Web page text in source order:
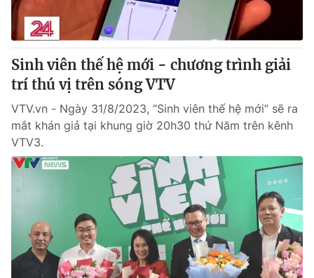
Tổng Biên tập:
Vũ Thanh Thủy
Phó Tổng Biên tập:Nguyễn Thị Mỹ Hạnh, Phạm Quốc Thắng,
Nguyễn Trọng Ninh
Tổng đài VTV: 024.38 355 931 - 024.38 355 932
Ðiện thoại Thời báo VTV:024.66 897 897
toasoan@vtv.vn
Liên hệ quảng cáo:024-7300.7108
Sinh viên thế hệ mới - chương trình giải
trí thú vị trên sóng VTV
VTV.vn - Ngày 31/8/2023, “Sinh viên thế hệ mới” sẽ ra
mắt khán giả tại khung giờ 20h30 thứ Năm trên kênh
VTV3.